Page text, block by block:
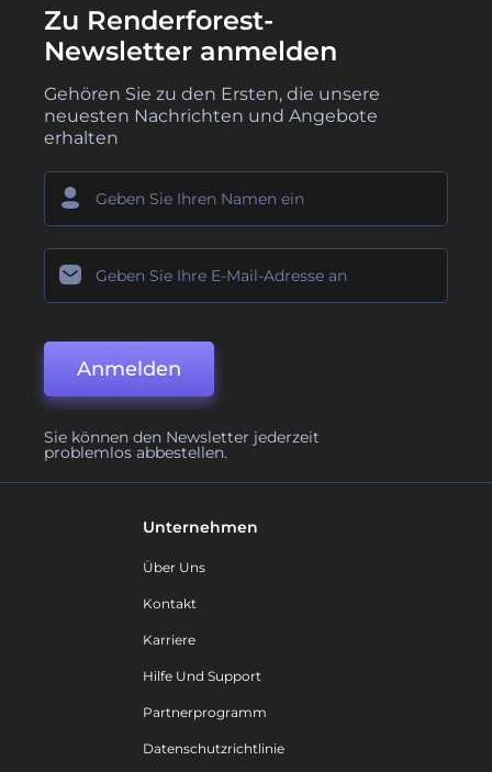
Zu Renderforest-
Newsletter anmelden
Gehören Sie zu den Ersten, die unsere
neuesten Nachrichten und Angebote
erhalten
Anmelden
Sie können den Newsletter jederzeit
problemlos abbestellen.
Unternehmen
Über Uns
Kontakt
Karriere
Hilfe Und Support
Partnerprogramm
Datenschutzrichtlinie